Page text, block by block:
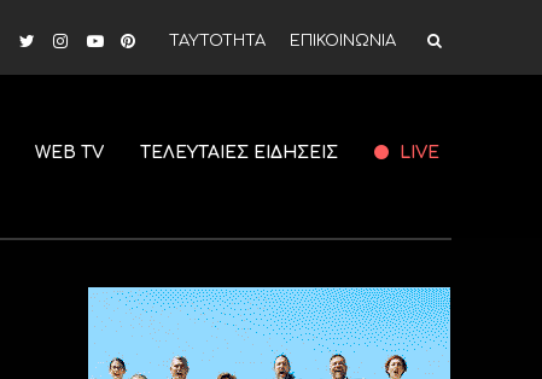
ΤΑΥΤΟΤΗΤΑ ΕΠΙΚΟΙΝΩΝΙΑ
WEB TV ΤΕΛΕΥΤΑΙΕΣ ΕΙΔΗΣΕΙΣ LIVE